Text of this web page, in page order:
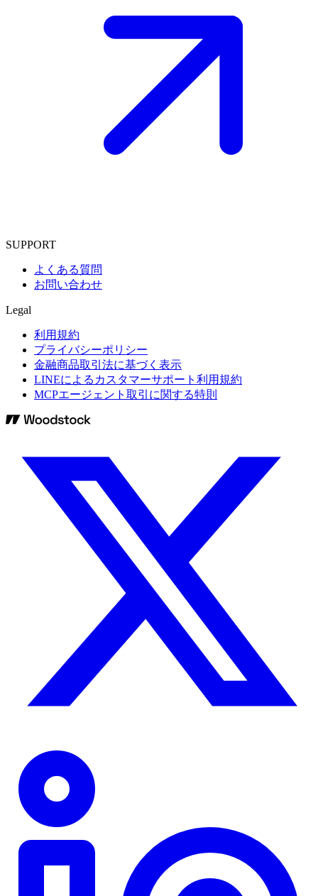
SUPPORT
よくある質問
お問い合わせ
Legal
利用規約
プライバシーポリシー
金融商品取引法に基づく表示
LINEによるカスタマーサポート利用規約
MCPエージェント取引に関する特則